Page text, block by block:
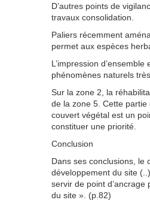
D’autres points de
travaux consolidation.
Paliers récemment
permet aux espèces
L’impression
phénomènes naturels
Sur la zone 2, la
de la zone 5. Cette partie
couvert végétal est un
constituer une priorité.
Conclusion
Dans ses conclusions, le
développement du site
servir de point
du site ». (p.82)